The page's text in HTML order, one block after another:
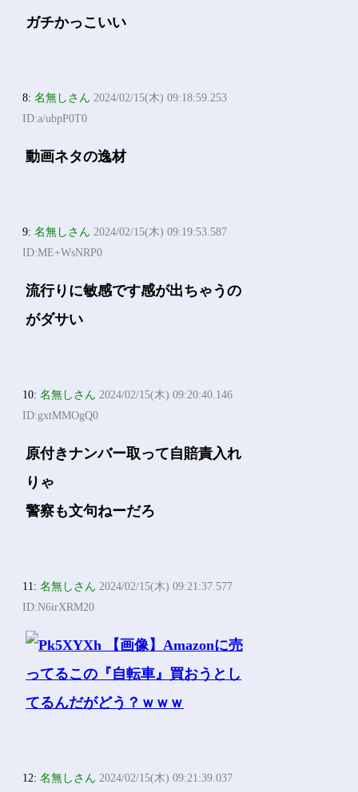
ガチかっこいい
8:名無しさん 2024/02/15(木) 09:18:59.253
ID:a/ubpP0T0
動画ネタの逸材
9:名無しさん 2024/02/15(木) 09:19:53.587
ID:ME+WsNRP0
流行りに敏感です感が出ちゃうの
がダサい
10:名無しさん 2024/02/15(木) 09:20:40.146
ID:gxtMMOgQ0
原付きナンバー取って自賠責入れ
りゃ
警察も文句ねーだろ
11:名無しさん 2024/02/15(木) 09:21:37.577
ID:N6irXRM20
12:名無しさん 2024/02/15(木) 09:21:39.037